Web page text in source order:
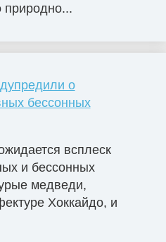
природно...
о
бессонных
всплеск
и бессонных
медведи,
Хоккайдо, и